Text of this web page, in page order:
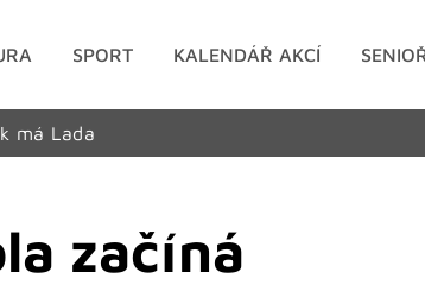
SPORT KALENDÁŘ AKCÍ
má Lada
začíná